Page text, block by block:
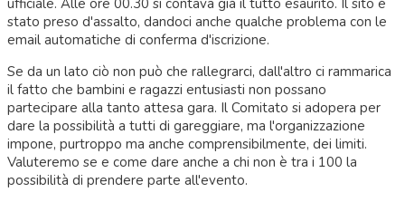
ufficiale. Alle ore 00.30 si contava già il tutto esaurito. Il sito è
stato preso d'assalto, dandoci anche qualche problema con le
email automatiche di conferma d'iscrizione.
Se da un lato ciò non può che rallegrarci, dall'altro ci rammarica
il fatto che bambini e ragazzi entusiasti non possano
partecipare alla tanto attesa gara. Il Comitato si adopera per
dare la possibilità a tutti di gareggiare, ma l'organizzazione
impone, purtroppo ma anche comprensibilmente, dei limiti.
Valuteremo se e come dare anche a chi non è tra i 100 la
possibilità di prendere parte all'evento.